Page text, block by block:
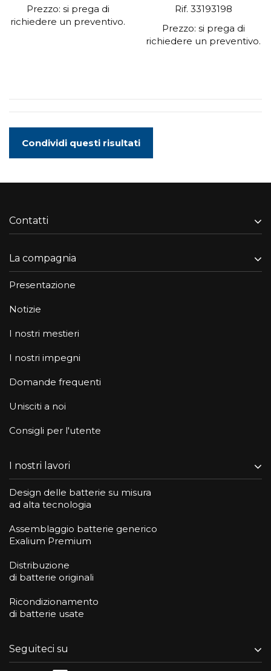
Prezzo: si prega di
richiedere un preventivo.
Rif. 33193198
Prezzo: si prega di
richiedere un preventivo.
Condividi questi risultati
Contatti
La compagnia
Presentazione
Notizie
I nostri mestieri
I nostri impegni
Domande frequenti
Unisciti a noi
Consigli per l'utente
I nostri lavori
Design delle batterie su misura
ad alta tecnologia
Assemblaggio batterie generico
Exalium Premium
Distribuzione
di batterie originali
Ricondizionamento
di batterie usate
Seguiteci su